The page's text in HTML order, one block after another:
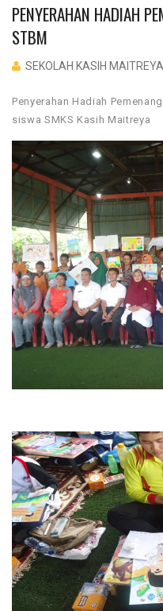
PENYERAHAN HADIAH
STBM
SEKOLAH KASIH MAITREYA
Penyerahan Hadiah
siswa SMKS Kasih Maitreya